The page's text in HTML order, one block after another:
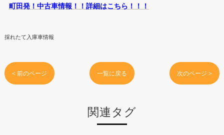
町田発！中古車情報！！詳細はこちら！！！
採れたて入庫車情報
< 前のページ 一覧に戻る 次のページ >
関連タグ